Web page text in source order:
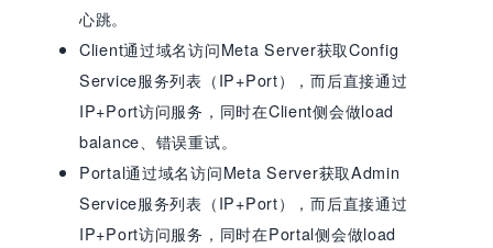
心跳。
Client通过域名访问Meta Server获取Config
Service服务列表（IP+Port），而后直接通过
IP+Port访问服务，同时在Client侧会做load
balance、错误重试。
Portal通过域名访问Meta Server获取Admin
Service服务列表（IP+Port），而后直接通过
IP+Port访问服务，同时在Portal侧会做load